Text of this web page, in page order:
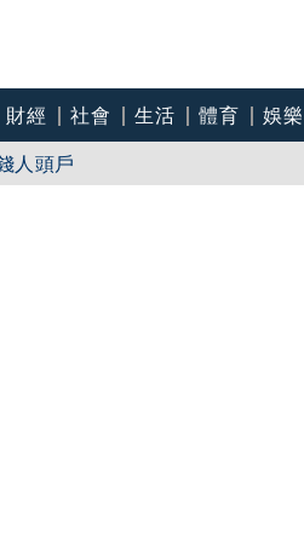
財經 社會 生活 體育 娛樂
天進帳65萬
被當洗錢人頭戶